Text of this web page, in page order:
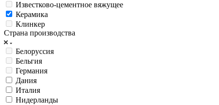
Известково-цементное вяжущее
Керамика
Клинкер
Страна производства
Белоруссия
Бельгия
Германия
Дания
Италия
Нидерланды